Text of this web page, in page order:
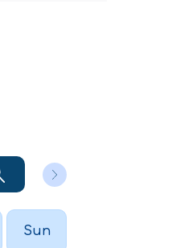
Sun